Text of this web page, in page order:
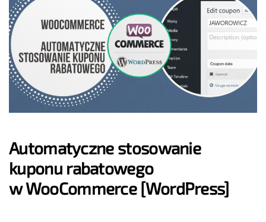
Automatyczne stosowanie
kuponu rabatowego
w WooCommerce [WordPress]